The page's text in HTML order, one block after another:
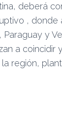
deberá
, donde
y
a coincidir
región,